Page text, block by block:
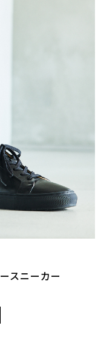
スニーカー